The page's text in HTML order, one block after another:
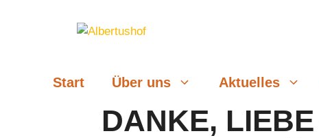
Start Über uns Aktuelles
DANKE,